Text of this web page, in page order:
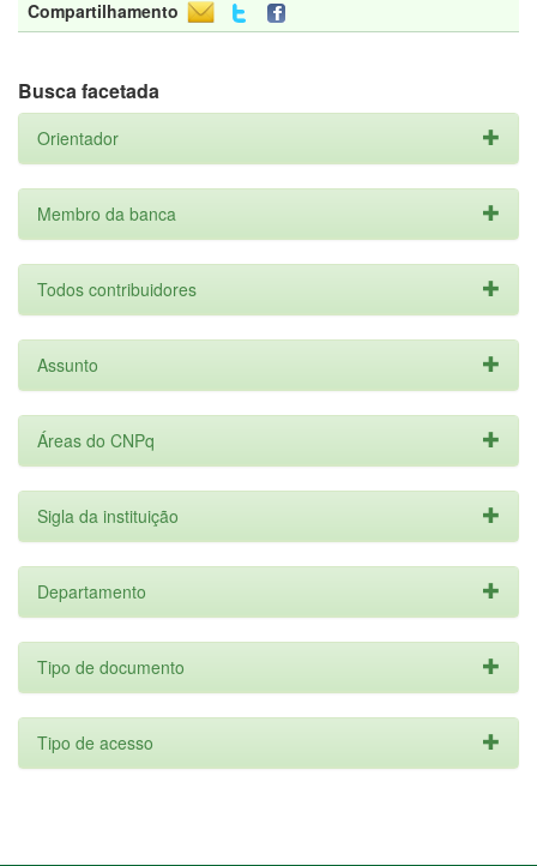
Compartilhamento
Busca facetada
Orientador
Membro da banca
Todos contribuidores
Assunto
Áreas do CNPq
Sigla da instituição
Departamento
Tipo de documento
Tipo de acesso